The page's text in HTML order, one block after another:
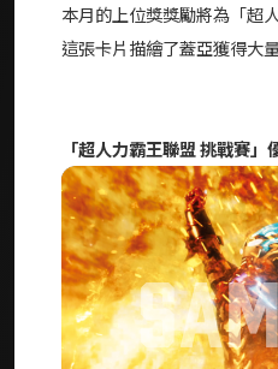
本月的上位獎獎勵將為「超
這張卡片描繪了蓋亞獲得大
「超人力霸王聯盟 挑戰賽」